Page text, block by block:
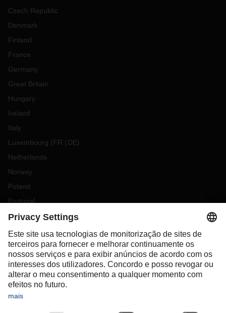
Czech Republic
Denmark
Finland
France
Germany
Great Britain
Hungary
Ireland
Italy
Luxembourg (FR DE)
Netherlands
Norway
Poland
Portugal
Romania
Slovakia
Spain
Sweden
Switzerland (DE FR)
Türkiye